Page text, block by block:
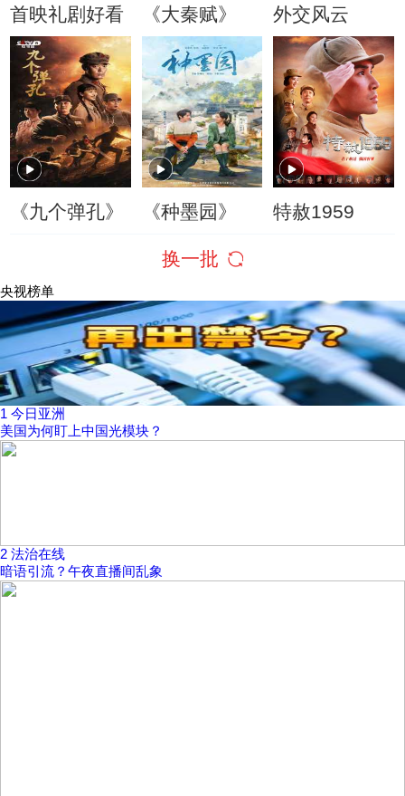
首映礼剧好看 《大秦赋》 外交风云
《九个弹孔》 《种墨园》 特赦1959
换一批
央视榜单
1 今日亚洲
美国为何盯上中国光模块？
2 法治在线
暗语引流？午夜直播间乱象